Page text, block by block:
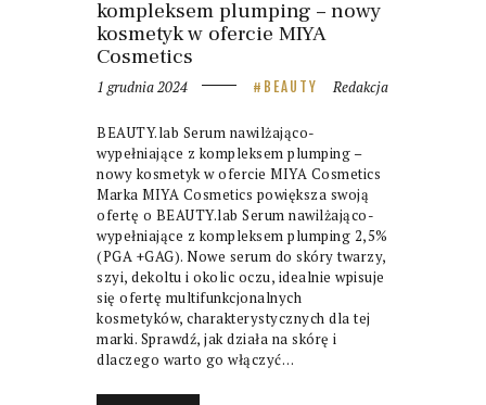
kompleksem plumping – nowy
kosmetyk w ofercie MIYA
Cosmetics
1 grudnia 2024 BEAUTY Redakcja
BEAUTY.lab Serum nawilżająco-
wypełniające z kompleksem plumping –
nowy kosmetyk w ofercie MIYA Cosmetics
Marka MIYA Cosmetics powiększa swoją
ofertę o BEAUTY.lab Serum nawilżająco-
wypełniające z kompleksem plumping 2,5%
(PGA +GAG). Nowe serum do skóry twarzy,
szyi, dekoltu i okolic oczu, idealnie wpisuje
się ofertę multifunkcjonalnych
kosmetyków, charakterystycznych dla tej
marki. Sprawdź, jak działa na skórę i
dlaczego warto go włączyć…